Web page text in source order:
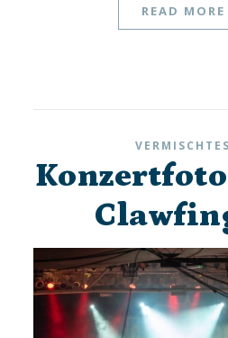
READ MORE
VERMISCHTES